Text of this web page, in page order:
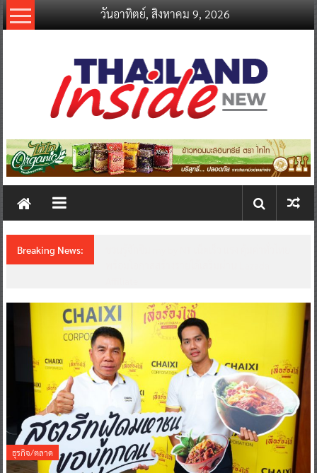
Skip
to
วันอาทิตย์, สิงหาคม 9, 2026
thailandinsidenew.com
Thailand
New
Breaking News:
ธุรกิจ/ตลาด